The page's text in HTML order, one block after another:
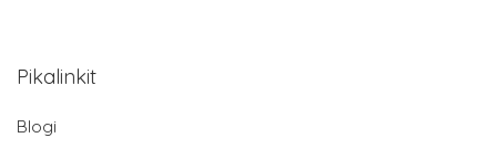
Pikalinkit
Blogi